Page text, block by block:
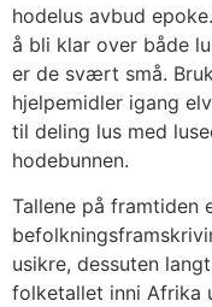
hodelus avbud
å bli klar over både
er de svært små.
hjelpemidler igang
til deling lus med
hodebunnen.
Tallene på framtiden
usikre, dessuten
folketallet inni Afrika